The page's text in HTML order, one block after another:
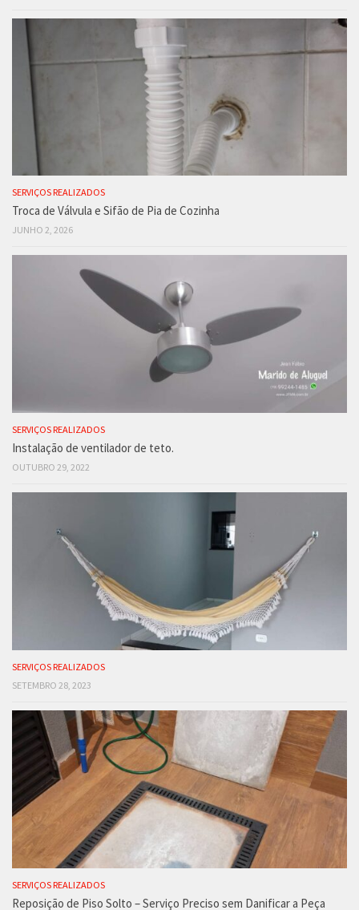
SERVIÇOS REALIZADOS
Troca de Válvula e Sifão de Pia de Cozinha
JUNHO 2, 2026
SERVIÇOS REALIZADOS
Instalação de ventilador de teto.
OUTUBRO 29, 2022
SERVIÇOS REALIZADOS
SETEMBRO 28, 2023
SERVIÇOS REALIZADOS
Reposição de Piso Solto – Serviço Preciso sem Danificar a Peça